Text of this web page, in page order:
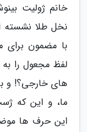
خانم ژولیت
نخل طلا نشسته
با مضمون برای
لفظ مجعول را به
های خارجی؟! و
ما، و این که
این حرف ها